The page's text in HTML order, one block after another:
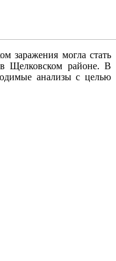
заражения могла стать
Щелковском районе. В
анализы с целью